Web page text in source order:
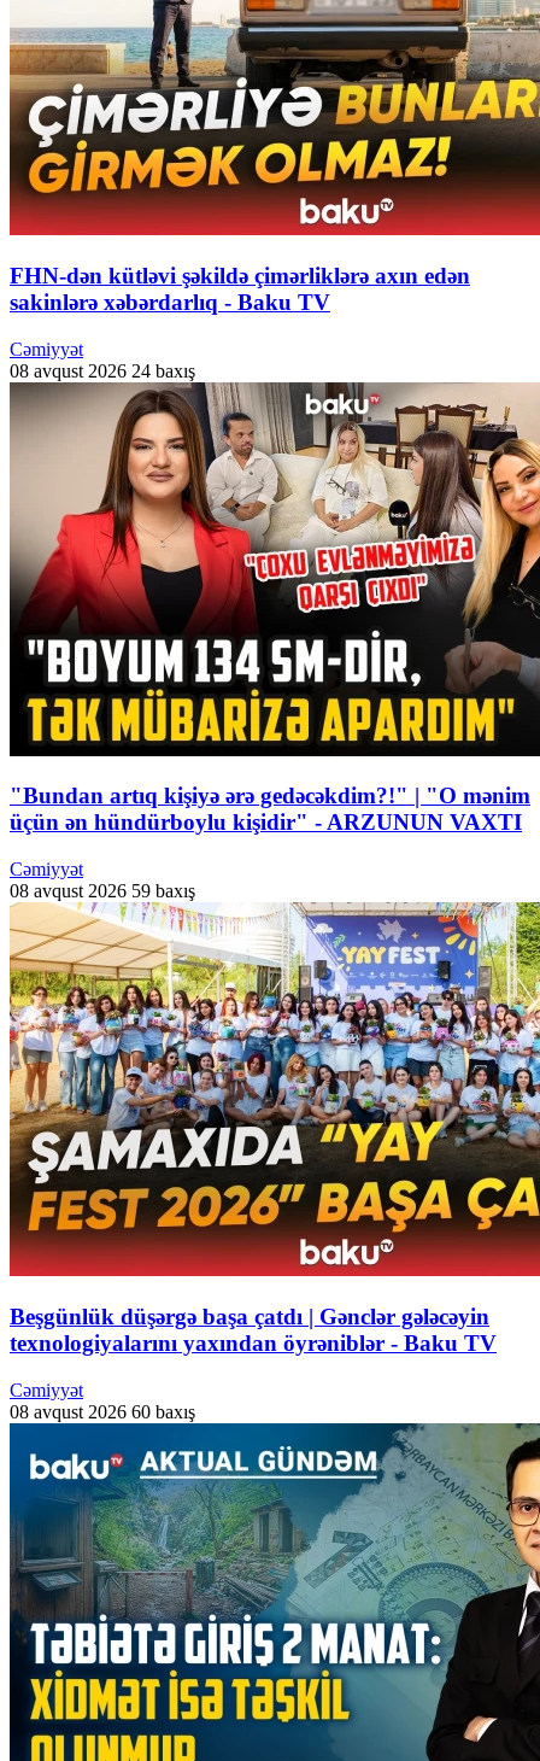
FHN-dən kütləvi şəkildə çimərliklərə axın edən
sakinlərə xəbərdarlıq - Baku TV
Cəmiyyət
08 avqust 2026 24 baxış
"Bundan artıq kişiyə ərə gedəcəkdim?!" | "O mənim
üçün ən hündürboylu kişidir" - ARZUNUN VAXTI
Cəmiyyət
08 avqust 2026 59 baxış
Beşgünlük düşərgə başa çatdı | Gənclər gələcəyin
texnologiyalarını yaxından öyrəniblər - Baku TV
Cəmiyyət
08 avqust 2026 60 baxış